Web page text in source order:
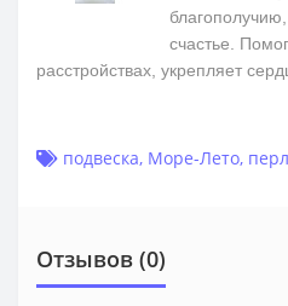
счастье.
расстройствах, укрепляет
подвеска, Море-Лето,
Отзывов (0)